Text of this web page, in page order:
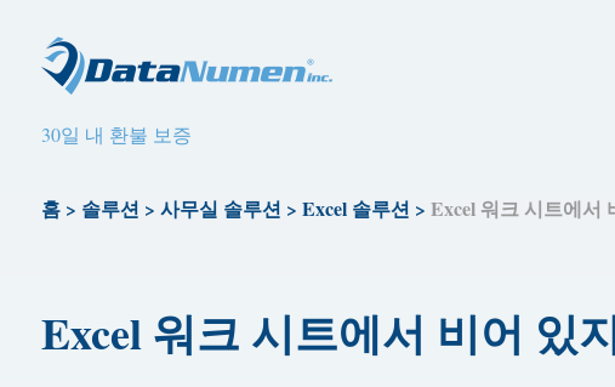
30일 내 환불 보증
홈> 솔루션 > 사무실 솔루션 > Excel 솔루션 > Excel 워크 시트에서
Excel 워크 시트에서 비어 있